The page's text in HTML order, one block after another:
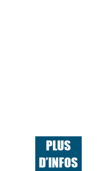
PLUS
D’INFOS